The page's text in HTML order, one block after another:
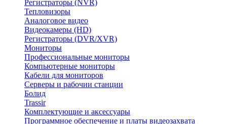
Регистраторы (NVR)
Тепловизоры
Аналоговое видео
Видеокамеры (HD)
Регистраторы (DVR/XVR)
Мониторы
Профессиональные мониторы
Компьютерные мониторы
Кабели для мониторов
Серверы и рабочии станции
Болид
Trassir
Комплектующие и аксессуары
Программное обеспечение и платы видеозахвата